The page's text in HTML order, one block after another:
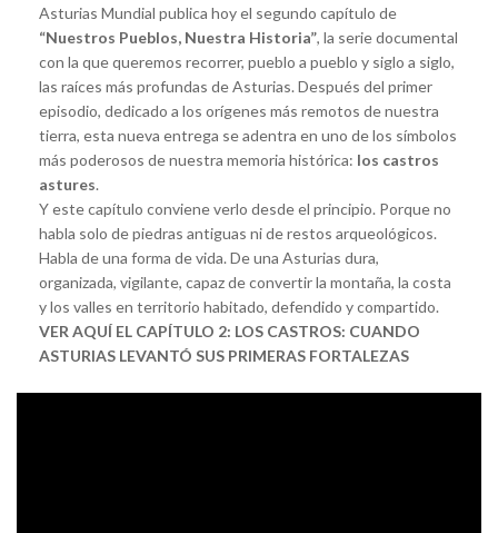
Asturias Mundial publica hoy el segundo capítulo de
“Nuestros Pueblos, Nuestra Historia”, la serie documental
con la que queremos recorrer, pueblo a pueblo y siglo a siglo,
las raíces más profundas de Asturias. Después del primer
episodio, dedicado a los orígenes más remotos de nuestra
tierra, esta nueva entrega se adentra en uno de los símbolos
más poderosos de nuestra memoria histórica: los castros
astures.
Y este capítulo conviene verlo desde el principio. Porque no
habla solo de piedras antiguas ni de restos arqueológicos.
Habla de una forma de vida. De una Asturias dura,
organizada, vigilante, capaz de convertir la montaña, la costa
y los valles en territorio habitado, defendido y compartido.
VER AQUÍ EL CAPÍTULO 2: LOS CASTROS: CUANDO
ASTURIAS LEVANTÓ SUS PRIMERAS FORTALEZAS